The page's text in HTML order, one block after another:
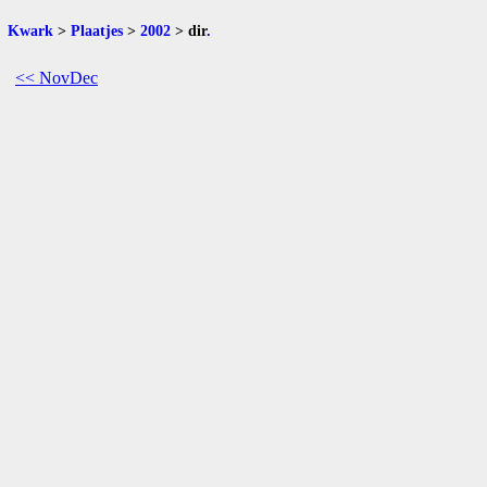
Kwark > Plaatjes > 2002 > dir.
<< NovDec